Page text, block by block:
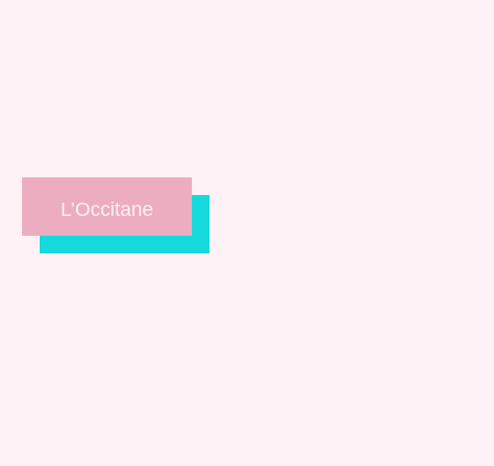
L’Occitane